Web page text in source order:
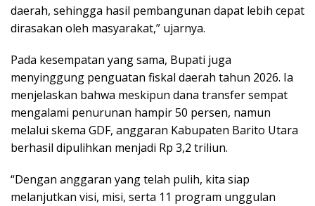
daerah, sehingga hasil pembangunan dapat lebih cepat
dirasakan oleh masyarakat,” ujarnya.
Pada kesempatan yang sama, Bupati juga
menyinggung penguatan fiskal daerah tahun 2026. Ia
menjelaskan bahwa meskipun dana transfer sempat
mengalami penurunan hampir 50 persen, namun
melalui skema GDF, anggaran Kabupaten Barito Utara
berhasil dipulihkan menjadi Rp 3,2 triliun.
“Dengan anggaran yang telah pulih, kita siap
melanjutkan visi, misi, serta 11 program unggulan